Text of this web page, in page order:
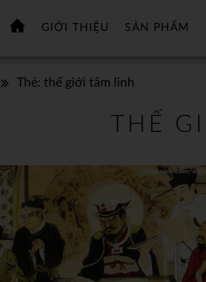
GIỚI THIỆU SẢN PHẨM
Thẻ: thế giới tâm linh
THẾ